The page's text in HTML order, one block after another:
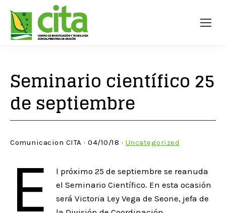
Seminario científico 25
de septiembre
Comunicacion CITA · 04/10/18 · Uncategorized
E
l próximo 25 de septiembre se reanuda
el Seminario Científico. En esta ocasión
será Victoria Ley Vega de Seone, jefa de